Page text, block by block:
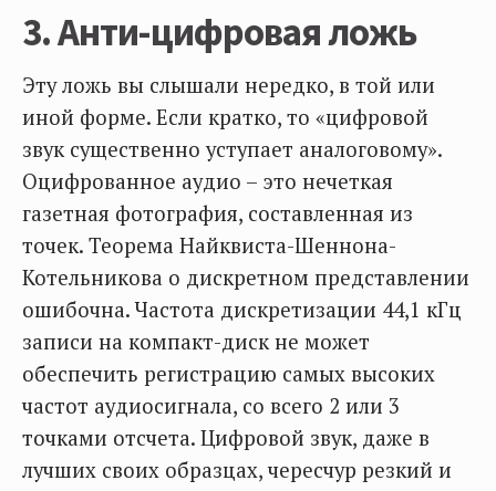
3. Анти-цифровая ложь
Эту ложь вы слышали нередко, в той или
иной форме. Если кратко, то «цифровой
звук существенно уступает аналоговому».
Оцифрованное аудио – это нечеткая
газетная фотография, составленная из
точек. Теорема Найквиста-Шеннона-
Котельникова о дискретном представлении
ошибочна. Частота дискретизации 44,1 кГц
записи на компакт-диск не может
обеспечить регистрацию самых высоких
частот аудиосигнала, со всего 2 или 3
точками отсчета. Цифровой звук, даже в
лучших своих образцах, чересчур резкий и